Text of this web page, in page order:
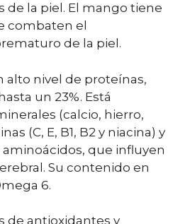
de la piel. El mango tiene
combaten el
de la piel.
alto nivel de proteínas,
un 23%. Está
(calcio, hierro,
(C, E, B1, B2 y niacina) y
aminoácidos, que influyen
Su contenido en
6.
de antioxidantes y